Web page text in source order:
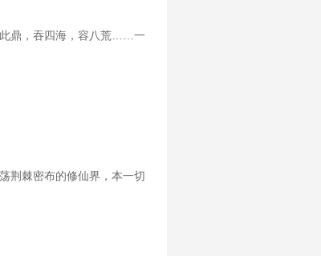
此鼎，吞四海，容八荒……一
荆棘密布的修仙界，本一切